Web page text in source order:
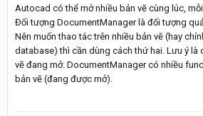
Autocad có thể mở nhiều bản vẽ cùng lúc,
Đối tượng DocumentManager là đối tượng
Nên muốn thao tác trên nhiều bản vẽ (hay
database) thì cần dùng cách thứ hai. Lưu ý là
vẽ đang mở. DocumentManager có nhiều
bản vẽ (đang được mở).